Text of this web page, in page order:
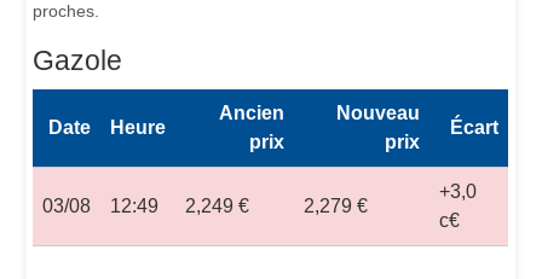
proches.
Gazole
Date Heure
Ancien
prix
Nouveau
prix
Écart
03/08 12:49 2,249 € 2,279 €
+3,0
c€